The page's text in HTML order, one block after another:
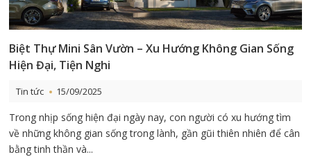
Biệt Thự Mini Sân Vườn – Xu Hướng Không Gian Sống
Hiện Đại, Tiện Nghi
Tin tức 15/09/2025
Trong nhịp sống hiện đại ngày nay, con người có xu hướng tìm
về những không gian sống trong lành, gần gũi thiên nhiên để cân
bằng tinh thần và...